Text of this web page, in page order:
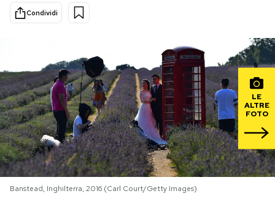
Cultura
Economia
PODCAST
NEWSLETTER
I MIEI PREFERITI
Condividi
LE
ALTRE
FOTO
Banstead, Inghilterra, 2016 (Carl Court/Getty Images)